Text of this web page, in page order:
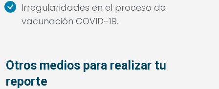
Irregularidades en el proceso de
vacunación COVID-19.
Otros medios para realizar tu
reporte